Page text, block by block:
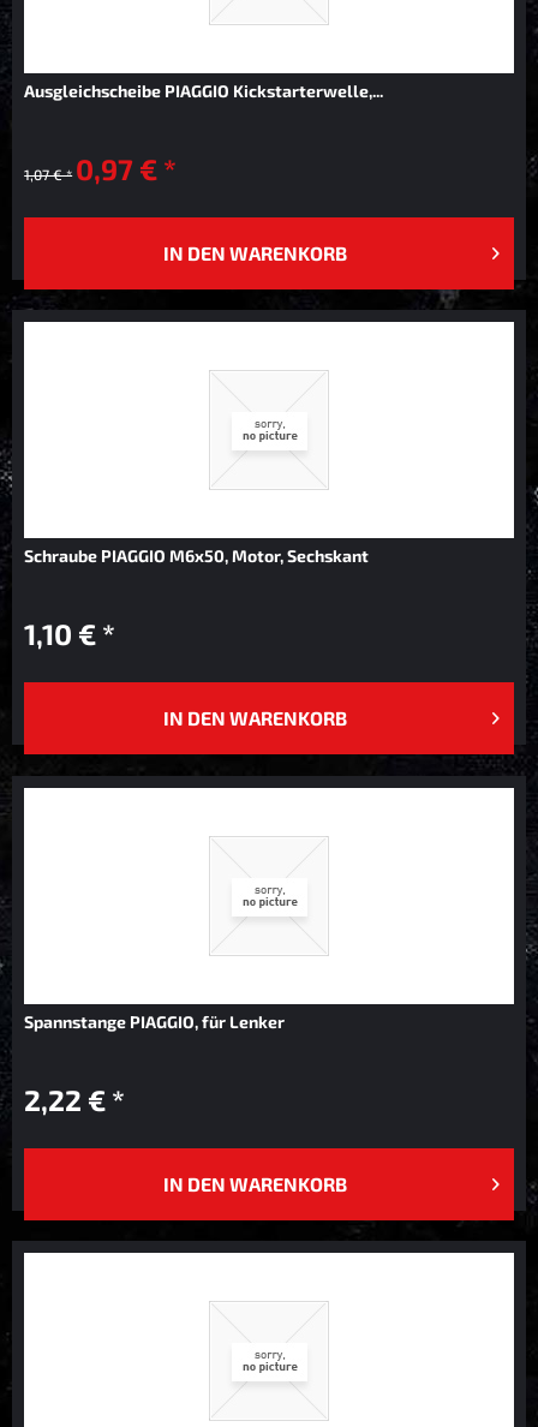
Ausgleichscheibe PIAGGIO Kickstarterwelle,...
1,07 € * 0,97 € *
IN DEN WARENKORB
Schraube PIAGGIO M6x50, Motor, Sechskant
1,10 € *
IN DEN WARENKORB
Spannstange PIAGGIO, für Lenker
2,22 € *
IN DEN WARENKORB